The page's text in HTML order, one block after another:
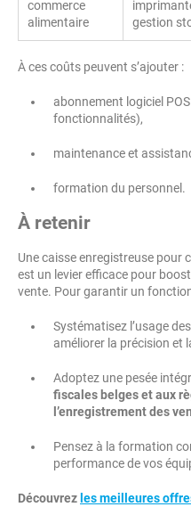
commerce
alimentaire
gestion
À ces coûts peuvent s’ajouter :
abonnement logiciel
fonctionnalités),
maintenance et
formation du personnel.
À retenir
Une caisse enregistreuse pour
est un levier efficace pour
vente. Pour garantir un
Systématisez l’usage
améliorer la précision et
Adoptez une pesée
fiscales belges et aux
l’enregistrement des
Pensez à la formation
performance de vos
Découvrez les meilleures